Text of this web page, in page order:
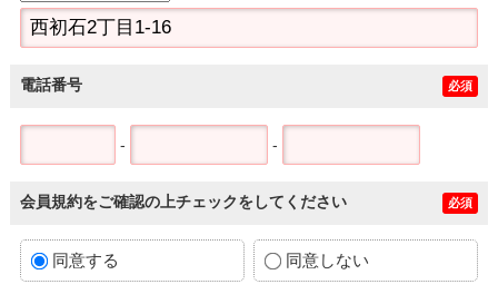
電話番号 必須
- -
会員規約をご確認の上チェックをしてください 必須
同意する 同意しない